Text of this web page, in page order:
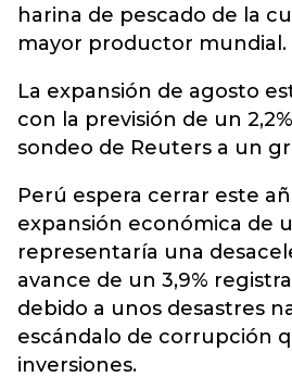
harina de pescado de la
mayor productor mundial.
La expansión de agosto
con la previsión de un
sondeo de Reuters a un
Perú espera cerrar este
expansión económica de
representaría una
avance de un 3,9%
debido a unos desastres
escándalo de corrupción
inversiones.